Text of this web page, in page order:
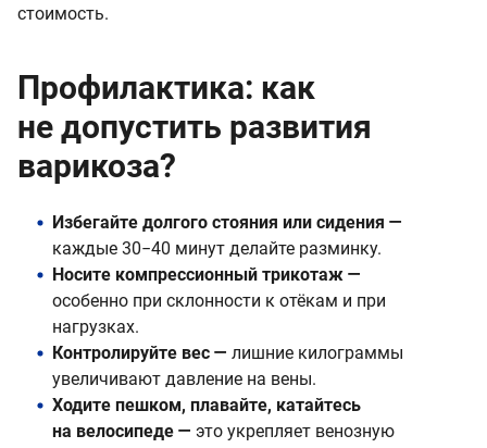
стоимость.
Профилактика: как
не допустить развития
варикоза?
Избегайте долгого стояния или сидения —
каждые 30−40 минут делайте разминку.
Носите компрессионный трикотаж —
особенно при склонности к отёкам и при
нагрузках.
Контролируйте вес — лишние килограммы
увеличивают давление на вены.
Ходите пешком, плавайте, катайтесь
на велосипеде — это укрепляет венозную